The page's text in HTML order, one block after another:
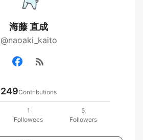
海藤 直成
@naoaki_kaito
rss_feed
249Contributions
1
Followees
5
Followers